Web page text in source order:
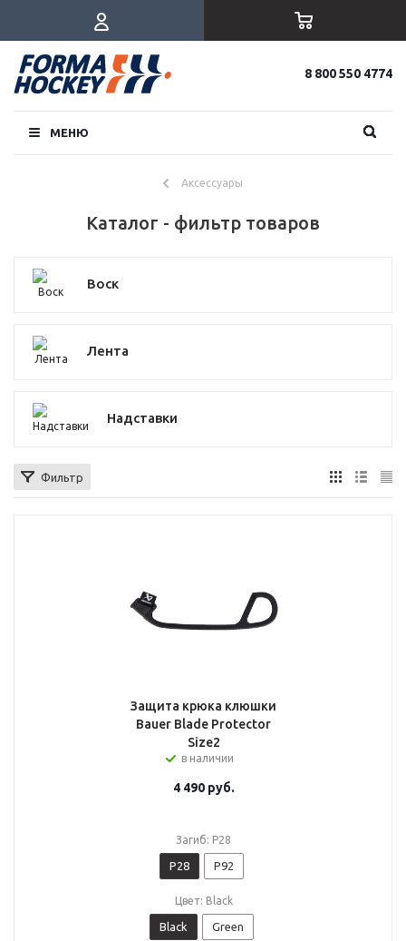
8 800 550 4774
МЕНЮ
Аксессуары
Каталог - фильтр товаров
Воск
Лента
Надставки
Фильтр
Защита крюка клюшки
Bauer Blade Protector
Size2
в наличии
4 490руб.
Загиб: P28
P28 P92
Цвет: Black
Black Green